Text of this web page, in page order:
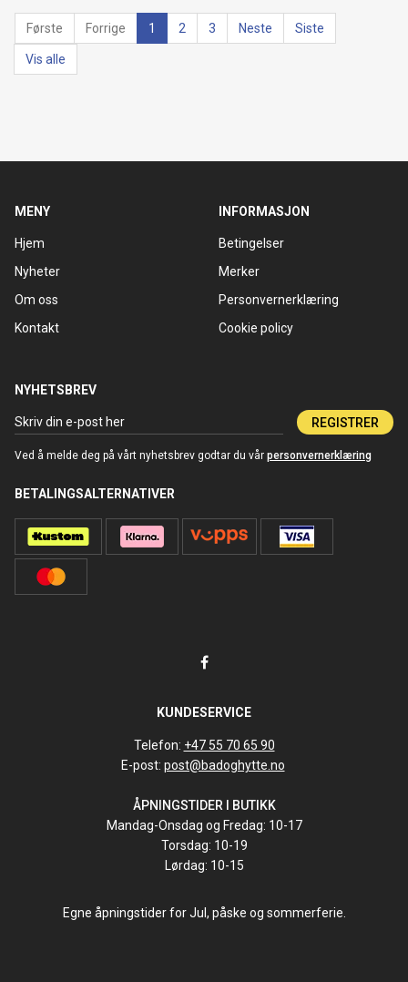
Første Forrige 1 2 3 Neste Siste
Vis alle
MENY
Hjem
Nyheter
Om oss
Kontakt
INFORMASJON
Betingelser
Merker
Personvernerklæring
Cookie policy
NYHETSBREV
REGISTRER
Ved å melde deg på vårt nyhetsbrev godtar du vår personvernerklæring
BETALINGSALTERNATIVER
KUNDESERVICE
Telefon: +47 55 70 65 90
E-post: post@badoghytte.no
ÅPNINGSTIDER I BUTIKK
Mandag-Onsdag og Fredag: 10-17
Torsdag: 10-19
Lørdag: 10-15
Egne åpningstider for Jul, påske og sommerferie.